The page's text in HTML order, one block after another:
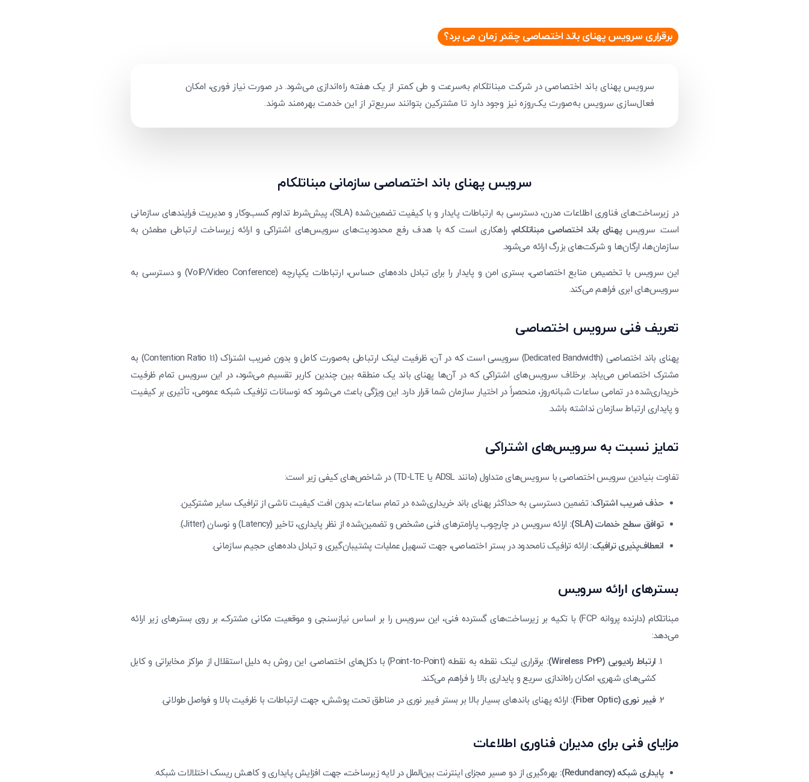
برقراری سرویس پهنای باند اختصاصی چقدر زمان می برد؟
سرویس پهنای باند اختصاصی در شرکت مبناتلکام به‌سرعت و طی کمتر از یک هفته راه‌اندازی می‌شود. در صورت نیاز فوری، امکان
فعال‌سازی سرویس به‌صورت یک‌روزه نیز وجود دارد تا مشترکین بتوانند سریع‌تر از این خدمت بهره‌مند شوند.
سرویس پهنای باند اختصاصی سازمانی مبناتلکام
در زیرساخت‌های فناوری اطلاعات مدرن، دسترسی به ارتباطات پایدار و با کیفیت تضمین‌شده (SLA)، پیش‌شرط تداوم کسب‌وکار و مدیریت فرایندهای سازمانی
است. سرویسپهنای باند اختصاصی مبناتلکام، راهکاری است که با هدف رفع محدودیت‌های سرویس‌های اشتراکی و ارائه زیرساخت ارتباطی مطمئن به
سازمان‌ها، ارگان‌ها و شرکت‌های بزرگ ارائه می‌شود.
این سرویس با تخصیص منابع اختصاصی، بستری امن و پایدار را برای تبادل داده‌های حساس، ارتباطات یکپارچه (VoIP/Video Conference) و دسترسی به
سرویس‌های ابری فراهم می‌کند.
تعریف فنی سرویس اختصاصی
پهنای باند اختصاصی (Dedicated Bandwidth) سرویسی است که در آن، ظرفیت لینک ارتباطی به‌صورت کامل و بدون ضریب اشتراک (Contention Ratio 1:1) به
مشترک اختصاص می‌یابد. برخلاف سرویس‌های اشتراکی که در آن‌ها پهنای باند یک منطقه بین چندین کاربر تقسیم می‌شود، در این سرویس تمام ظرفیت
خریداری‌شده در تمامی ساعات شبانه‌روز، منحصراً در اختیار سازمان شما قرار دارد. این ویژگی باعث می‌شود که نوسانات ترافیک شبکه عمومی، تأثیری بر کیفیت
و پایداری ارتباط سازمان نداشته باشد.
تمایز نسبت به سرویس‌های اشتراکی
تفاوت بنیادین سرویس اختصاصی با سرویس‌های متداول (مانند ADSL یا TD-LTE) در شاخص‌های کیفی زیر است:
حذف ضریب اشتراک:تضمین دسترسی به حداکثر پهنای باند خریداری‌شده در تمام ساعات، بدون افت کیفیت ناشی از ترافیک سایر مشترکین.
توافق سطح خدمات (SLA):
ارائه سرویس در چارچوب پارامترهای فنی مشخص و تضمین‌شده از نظر پایداری، تاخیر (Latency) و نوسان (Jitter).
انعطاف‌پذیری ترافیک: ارائه ترافیک نامحدود در بستر اختصاصی، جهت تسهیل عملیات پشتیبان‌گیری و تبادل داده‌های حجیم سازمانی.
بسترهای ارائه سرویس
مبناتلکام (دارنده پروانه FCP) با تکیه بر زیرساخت‌های گسترده فنی، این سرویس را بر اساس نیازسنجی و موقعیت مکانی مشترک، بر روی بسترهای زیر ارائه
می‌دهد:
ارتباط رادیویی (Wireless P2P):
برقراری لینک نقطه به نقطه (Point-to-Point) با دکل‌های اختصاصی. این روش به دلیل استقلال از مراکز مخابراتی و کابل
کشی‌های شهری، امکان راه‌اندازی سریع و پایداری بالا را فراهم می‌کند.
فیبر نوری (Fiber Optic):
ارائه پهنای باندهای بسیار بالا بر بستر فیبر نوری در مناطق تحت پوشش، جهت ارتباطات با ظرفیت بالا و فواصل طولانی.
مزایای فنی برای مدیران فناوری اطلاعات
پایداری شبکه (Redundancy): بهره‌گیری از دو مسیر مجزای اینترنت بین‌الملل در لایه زیرساخت، جهت افزایش پایداری و کاهش ریسک اختلالات شبکه.